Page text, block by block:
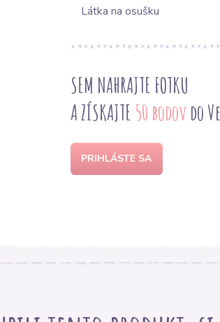
Látka na osušku
SEM NAHRAJTE FOTKU
A ZÍSKAJTE 50 bodov do
PRIHLÁSTE SA